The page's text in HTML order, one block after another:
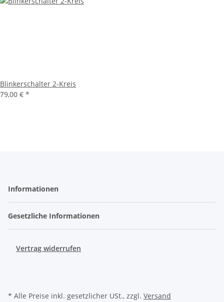
Blinkerschalter 2-Kreis
79,00 € *
Informationen
Gesetzliche Informationen
Vertrag widerrufen
* Alle Preise inkl. gesetzlicher USt., zzgl. Versand